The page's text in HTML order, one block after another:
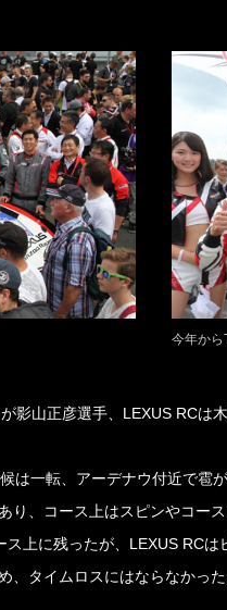
今年から
影山正彦選手、LEXUS RCは
は一転、アーデナウ付近で雹
り、コース上はスピンやコー
上に残ったが、LEXUS RC
、タイムロスにはならなかった